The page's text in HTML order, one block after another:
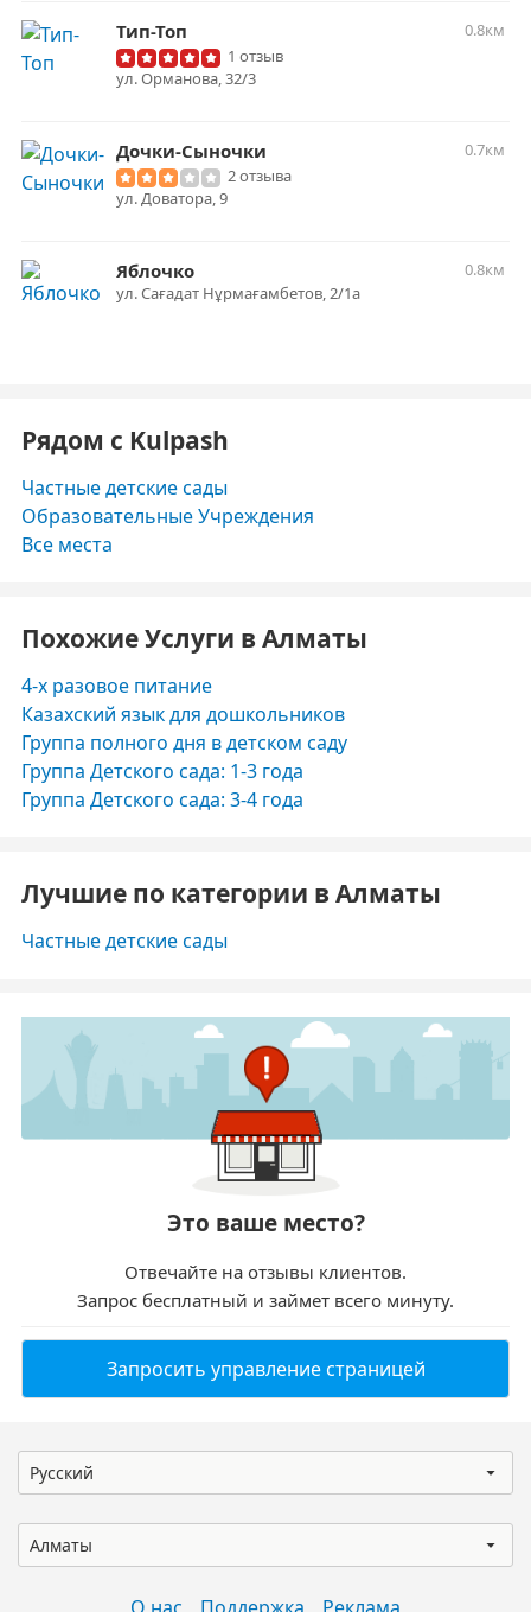
Тип-Топ
0.8км
1 отзыв
ул. Орманова, 32/3
Дочки-Сыночки
0.7км
2 отзыва
ул. Доватора, 9
Яблочко
0.8км
​ул. Сағадат Нұрмағамбетов, 2/1а
Рядом с Kulpash
Частные детские сады
Образовательные Учреждения
Все места
Похожие Услуги в Алматы
4-х разовое питание
Казахский язык для дошкольников
Группа полного дня в детском саду
Группа Детского сада: 1-3 года
Группа Детского сада: 3-4 года
Лучшие по категории в Алматы
Частные детские сады
Это ваше место?
Отвечайте на отзывы клиентов.
Запрос бесплатный и займет всего минуту.
Запросить управление страницей
Русский
Алматы